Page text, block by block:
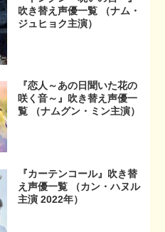
吹き替え声優一覧 （ナム・
ジュヒョク主演）
『恋人～あの日聞いた花の
咲く音～』吹き替え声優一
覧 （ナムグン・ミン主演）
『カーテンコール』吹き替
え声優一覧 （カン・ハヌル
主演 2022年）